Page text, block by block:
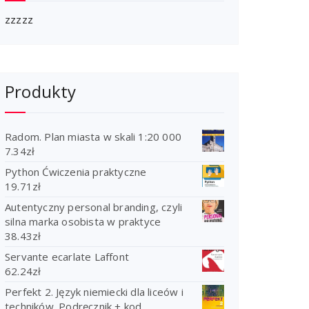
zzzzz
Produkty
Radom. Plan miasta w skali 1:20 000
7.34zł
Python Ćwiczenia praktyczne
19.71 zł
Autentyczny personal branding, czyli
silna marka osobista w praktyce
38.43zł
Servante ecarlate Laffont
62.24zł
Perfekt 2. Język niemiecki dla liceów i
techników. Podręcznik + kod